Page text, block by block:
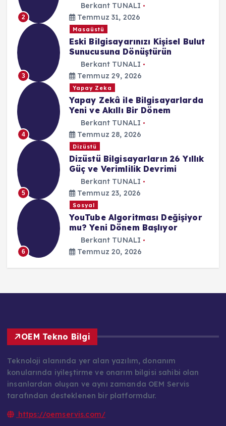
2
Berkant TUNALI
Temmuz 31, 2026
3
Masaüstü
Eski Bilgisayarınızı Kişisel Bulut
Sunucusuna Dönüştürün
Berkant TUNALI
Temmuz 29, 2026
4
Yapay Zeka
Yapay Zekâ ile Bilgisayarlarda
Yeni ve Akıllı Bir Dönem
Berkant TUNALI
Temmuz 28, 2026
5
Dizüstü
Dizüstü Bilgisayarların 26 Yıllık
Güç ve Verimlilik Devrimi
Berkant TUNALI
Temmuz 23, 2026
6
Sosyal
YouTube Algoritması Değişiyor
mu? Yeni Dönem Başlıyor
Berkant TUNALI
Temmuz 20, 2026
OEM Tekno Bilgi
Teknoloji alanında yer alan yazılım, donanım
konularında iyileştirme ve onarım bilgisi sahibi olan
insanlardan oluşan ve aynı zamanda OEM Servis
tarafından desteklenen bir platformdur.
https://oemservis.com/